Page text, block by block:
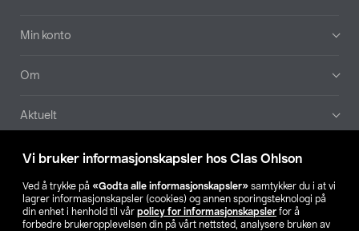
Vi bruker informasjonskapsler hos Clas Ohlson
Ved å trykke på «Godta alle informasjonskapsler» samtykker du i at vi
lagrer informasjonskapsler (cookies) og annen sporingsteknologi på
din enhet i henhold til vår policy for informasjonskapsler for å
forbedre brukeropplevelsen din på vårt nettsted, analysere bruken av
Min konto
Om
Aktuelt
Våre selskaper
Finn din butikk